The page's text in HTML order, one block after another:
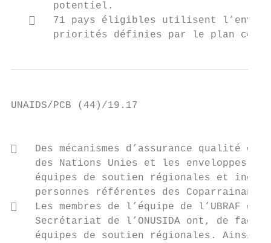
       potentiel.
   71 pays éligibles utilisent
priorités définies par le plan
UNAIDS/PCB (44)/19.17
   Des mécanismes d’assurance qualité
des Nations Unies et les enveloppes
équipes de soutien régionales et
personnes référentes des
   Les membres de l’équipe de l’UBRAF
Secrétariat de l’ONUSIDA ont, de
équipes de soutien régionales. Ainsi,